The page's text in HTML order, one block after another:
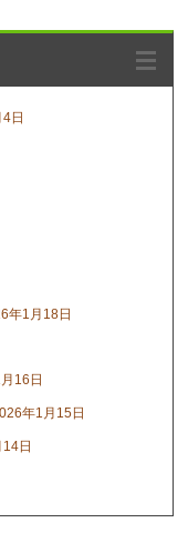
日
年1月18日
16日
年1月15日
日